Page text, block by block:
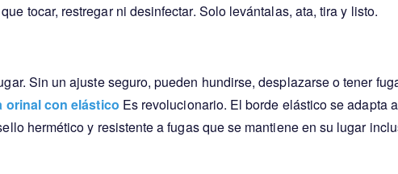
tocar, restregar ni desinfectar. Solo levántalas, ata, tira y listo.
Sin un ajuste seguro, pueden hundirse, desplazarse o tener
orinal con elástico Es revolucionario. El borde elástico se adapta
hermético y resistente a fugas que se mantiene en su lugar